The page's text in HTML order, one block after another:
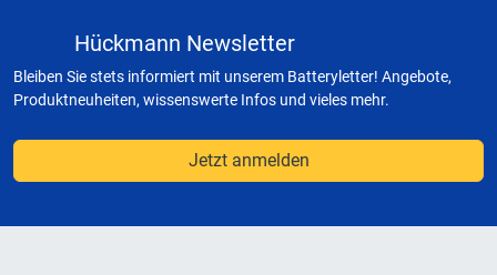
Hückmann Newsletter
Bleiben Sie stets informiert mit unserem Batteryletter! Angebote,
Produktneuheiten, wissenswerte Infos und vieles mehr.
Jetzt anmelden